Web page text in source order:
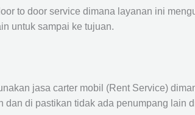
to door service dimana layanan ini
untuk sampai ke tujuan.
jasa carter mobil (Rent Service)
di pastikan tidak ada penumpang lain